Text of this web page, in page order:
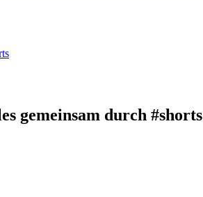
gemeinsam durch #shorts